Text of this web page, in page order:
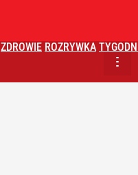
ZDROWIE ROZRYWKA